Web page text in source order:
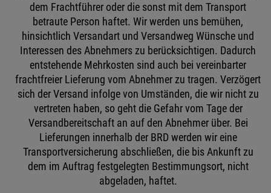
dem Frachtführer oder die sonst mit dem Transport
betraute Person haftet. Wir werden uns bemühen,
hinsichtlich Versandart und Versandweg Wünsche und
Interessen des Abnehmers zu berücksichtigen. Dadurch
entstehende Mehrkosten sind auch bei vereinbarter
frachtfreier Lieferung vom Abnehmer zu tragen. Verzögert
sich der Versand infolge von Umständen, die wir nicht zu
vertreten haben, so geht die Gefahr vom Tage der
Versandbereitschaft an auf den Abnehmer über. Bei
Lieferungen innerhalb der BRD werden wir eine
Transportversicherung abschließen, die bis Ankunft zu
dem im Auftrag festgelegten Bestimmungsort, nicht
abgeladen, haftet.